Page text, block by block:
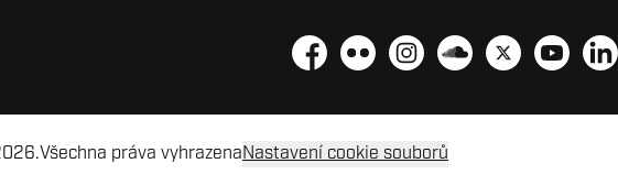
Facebook
Flickr InstagramSoundcloudPlatform XYouTube
Všechna práva vyhrazena Nastavení cookie souborů